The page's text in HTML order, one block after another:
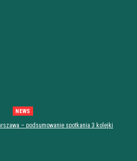
NEWS
– podsumowanie spotkania 3 kolejki